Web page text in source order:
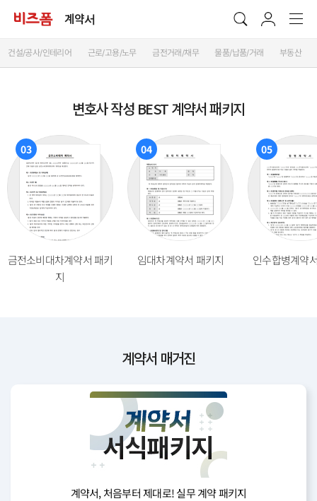
계약서
건설/공사/인테리어 근로/고용/노무 금전거래/채무 물품/납품/거래 부동산
변호사 작성 BEST 계약서 패키지
03
금전소비대차계약서 패키
지
04
임대차계약서 패키지
05
인수합병계약
계약서 매거진
계약서, 처음부터 제대로! 실무 계약 패키지